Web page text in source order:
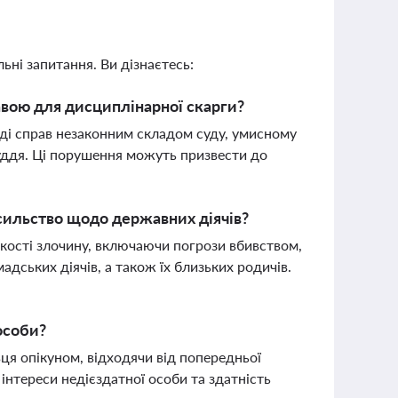
запитання. Ви дізнаєтесь:
для дисциплінарної скарги?
справ незаконним складом суду, умисному
Ці порушення можуть призвести до
щодо державних діячів?
злочину, включаючи погрози вбивством,
діячів, а також їх близьких родичів.
опікуном, відходячи від попередньої
недієздатної особи та здатність